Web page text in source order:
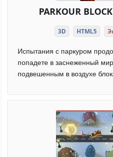
PARKOUR
3D HTML5
Испытания с паркуром
попадете в заснеженный
подвешенным в воздухе